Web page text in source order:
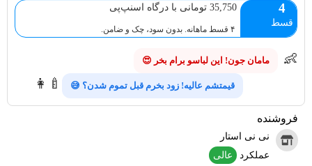
فروشنده
نی نی استار
عملکرد
عالی
4
قسط
35,750 تومانی با درگاه اسنپ‌پی
۴ قسط ماهانه. بدون سود، چک و ضامن.
👶 مامان جون! این لباسو برام بخر 😍
👩‍🍼 قیمتشم عالیه! زود بخرم قبل تموم شدن؟ 😅